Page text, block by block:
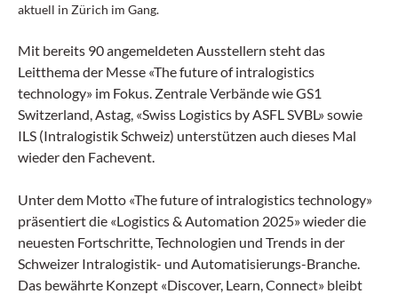
aktuell in Zürich im Gang.
Mit bereits 90 angemeldeten Ausstellern steht das
Leitthema der Messe «The future of intralogistics
technology» im Fokus. Zentrale Verbände wie GS1
Switzerland, Astag, «Swiss Logistics by ASFL SVBL» sowie
ILS (Intralogistik Schweiz) unterstützen auch dieses Mal
wieder den Fachevent.
Unter dem Motto «The future of intralogistics technology»
präsentiert die «Logistics & Automation 2025» wieder die
neuesten Fortschritte, Technologien und Trends in der
Schweizer Intralogistik- und Automatisierungs-Branche.
Das bewährte Konzept «Discover, Learn, Connect» bleibt